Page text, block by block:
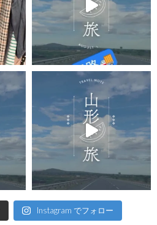
Instagram でフォロー